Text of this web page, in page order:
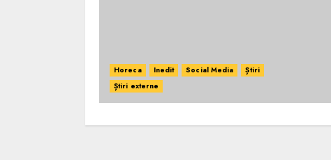
Horeca Inedit Social Media
Știri
Știri externe